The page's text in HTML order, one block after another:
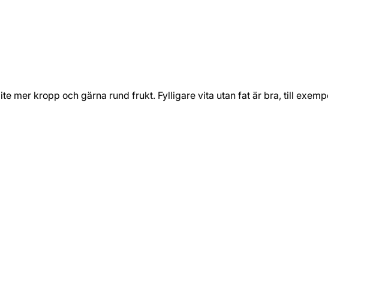
mer kropp och gärna rund frukt. Fylligare vita utan fat är bra, till exempel